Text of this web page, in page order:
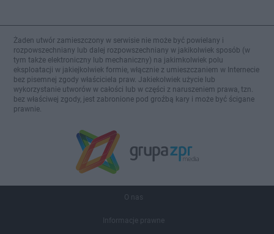
Żaden utwór zamieszczony w serwisie nie może być powielany i
rozpowszechniany lub dalej rozpowszechniany w jakikolwiek sposób (w
tym także elektroniczny lub mechaniczny) na jakimkolwiek polu
eksploatacji w jakiejkolwiek formie, włącznie z umieszczaniem w Internecie
bez pisemnej zgody właściciela praw. Jakiekolwiek użycie lub
wykorzystanie utworów w całości lub w części z naruszeniem prawa, tzn.
bez właściwej zgody, jest zabronione pod groźbą kary i może być ścigane
prawnie.
O nas
Informacje prawne